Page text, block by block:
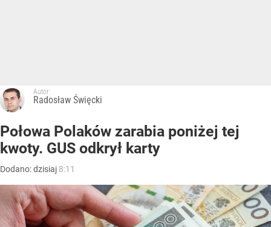
Autor:
Radosław Święcki
Połowa Polaków zarabia poniżej tej
kwoty. GUS odkrył karty
Dodano:dzisiaj 8:11